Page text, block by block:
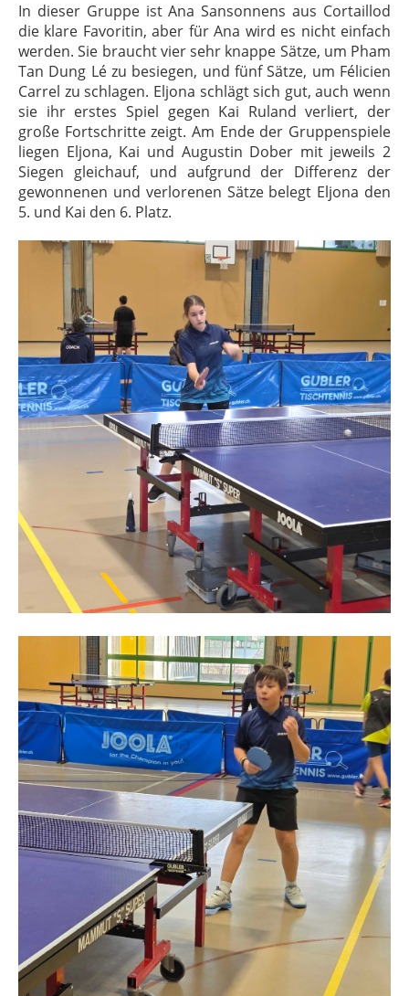
In dieser Gruppe ist Ana Sansonnens aus Cortaillod
die klare Favoritin, aber für Ana wird es nicht einfach
werden. Sie braucht vier sehr knappe Sätze, um Pham
Tan Dung Lé zu besiegen, und fünf Sätze, um Félicien
Carrel zu schlagen. Eljona schlägt sich gut, auch wenn
sie ihr erstes Spiel gegen Kai Ruland verliert, der
große Fortschritte zeigt. Am Ende der Gruppenspiele
liegen Eljona, Kai und Augustin Dober mit jeweils 2
Siegen gleichauf, und aufgrund der Differenz der
gewonnenen und verlorenen Sätze belegt Eljona den
5. und Kai den 6. Platz.